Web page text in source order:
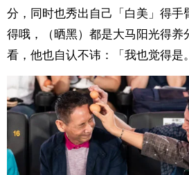
分，同时也秀出自己「白美」得手
得哦，（晒黑）都是大马阳光得养
看，他也自认不讳：「我也觉得是